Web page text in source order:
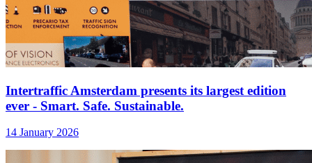
Intertraffic Amsterdam presents its largest edition
ever - Smart. Safe. Sustainable.
14 January 2026